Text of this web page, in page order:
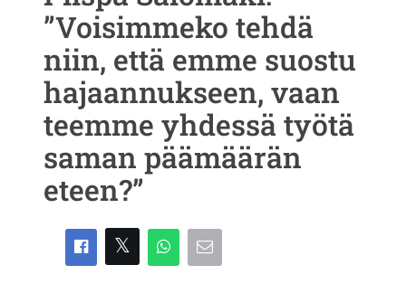
”Voisimmeko tehdä
niin, että emme suostu
hajaannukseen, vaan
teemme yhdessä työtä
saman päämäärän
eteen?”